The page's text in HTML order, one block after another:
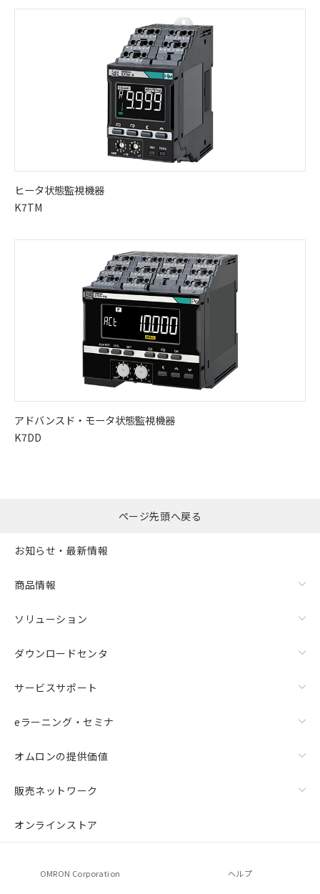
ヒータ状態監視機器
K7TM
アドバンスド・ モータ状態監視機器
K7DD
ページ先頭へ戻る
お知らせ・最新情報
商品情報
ソリューション
ダウンロードセンタ
サービスサポート
eラーニング・セミナ
オムロンの提供価値
販売ネットワーク
オンラインストア
OMRON Corporation ヘルプ